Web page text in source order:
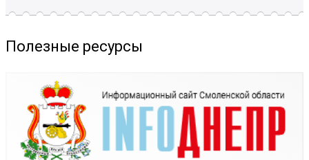
Полезные ресурсы